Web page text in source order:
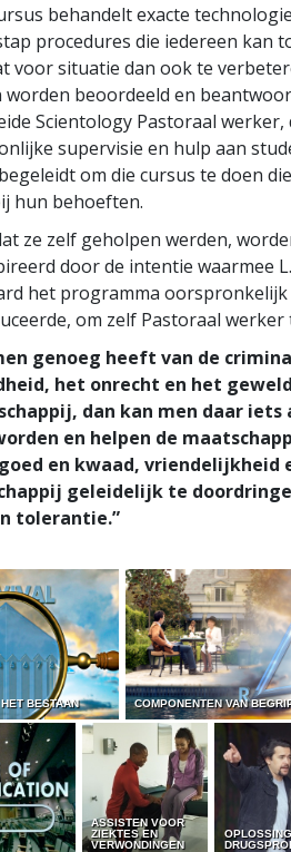
behandelt exacte
procedures die iedereen kan
voor situatie dan ook te
worden beoordeeld en
Scientology Pastoraal werker,
supervisie en hulp aan
om die cursus te doen
hun behoeften.
ze zelf geholpen werden,
door de intentie waarmee
het programma oorspronkelijk
om zelf Pastoraal werker
genoeg heeft van de
het onrecht en het
dan kan men daar iets
worden en helpen de
en kwaad, vriendelijkheid
geleidelijk te
tolerantie.”
BESTAAN COMPONENTEN VAN
ASSISTEN VOOR
ZIEKTES EN
VERWONDINGEN